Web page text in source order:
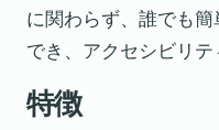
に関わらず、誰でも
でき、アクセシビリテ
特徴